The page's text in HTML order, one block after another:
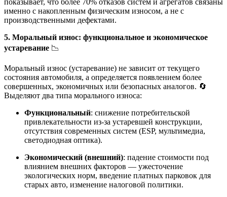
показывает, что более 70% отказов систем и агрегатов связаны
именно с накопленным физическим износом, а не с
производственными дефектами.
5. Моральный износ: функциональное и экономическое
устаревание 📉
Моральный износ (устаревание) не зависит от текущего
состояния автомобиля, а определяется появлением более
совершенных, экономичных или безопасных аналогов. 🔄
Выделяют два типа морального износа:
Функциональный: снижение потребительской
привлекательности из-за устаревшей конструкции,
отсутствия современных систем (ESP, мультимедиа,
светодиодная оптика).
Экономический (внешний): падение стоимости под
влиянием внешних факторов — ужесточение
экологических норм, введение платных парковок для
старых авто, изменение налоговой политики.